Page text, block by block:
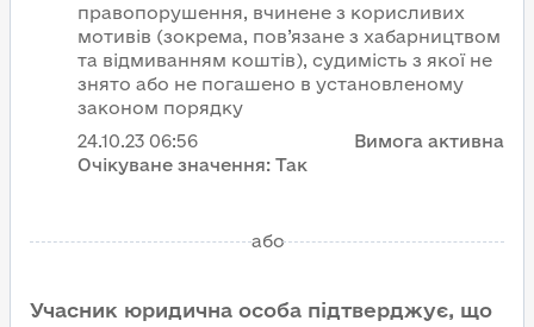
правопорушення, вчинене з корисливих
мотивів (зокрема, пов’язане з хабарництвом
та відмиванням коштів), судимість з якої не
знято або не погашено в установленому
законом порядку
24.10.23 06:56
Вимога активна
Очікуване значення: Так
або
Учасник юридична особа підтверджує, що